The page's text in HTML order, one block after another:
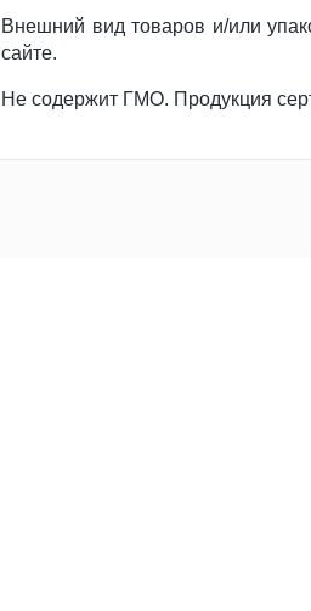
Внешний вид товаров и/или
сайте.
Не содержит ГМО. Продукция